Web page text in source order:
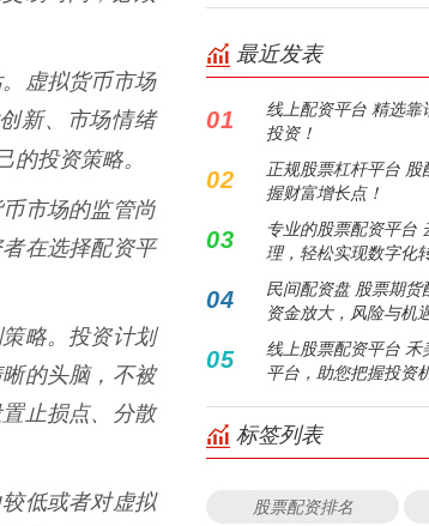
虚拟货币市场
新、市场情绪
的投资策略。
市场的监管尚
在选择配资平
略。投资计划
的头脑，不被
止损点、分散
低或者对虚拟
最近发表
01
线上配资平台 精选
投资！
02
正规股票杠杆平台
握财富增长点！
03
专业的股票配资平台
理，轻松实现数字化
04
民间配资盘 股票期货
资金放大，风险与机
05
线上股票配资平台
平台，助您把握投资
标签列表
股票配资排名